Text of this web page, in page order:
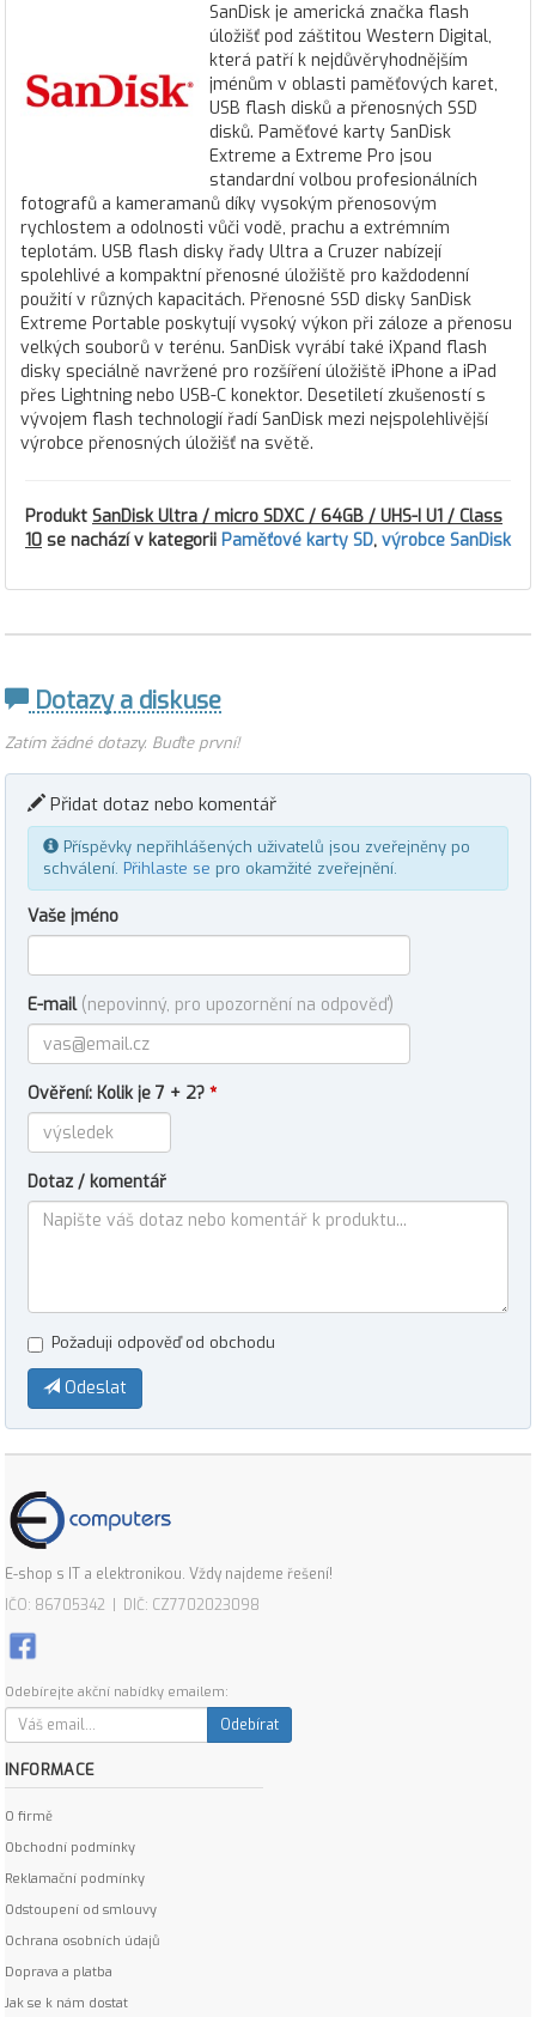
SanDisk je americká značka flash
úložišť pod záštitou Western Digital,
která patří k nejdůvěryhodnějším
jménům v oblasti paměťových karet,
USB flash disků a přenosných SSD
disků. Paměťové karty SanDisk
Extreme a Extreme Pro jsou
standardní volbou profesionálních
fotografů a kameramanů díky vysokým přenosovým
rychlostem a odolnosti vůči vodě, prachu a extrémním
teplotám. USB flash disky řady Ultra a Cruzer nabízejí
spolehlivé a kompaktní přenosné úložiště pro každodenní
použití v různých kapacitách. Přenosné SSD disky SanDisk
Extreme Portable poskytují vysoký výkon při záloze a přenosu
velkých souborů v terénu. SanDisk vyrábí také iXpand flash
disky speciálně navržené pro rozšíření úložiště iPhone a iPad
přes Lightning nebo USB-C konektor. Desetiletí zkušeností s
vývojem flash technologií řadí SanDisk mezi nejspolehlivější
výrobce přenosných úložišť na světě.
Produkt SanDisk Ultra / micro SDXC / 64GB / UHS-I U1 / Class
10 se nachází v kategorii Paměťové karty SD, výrobce SanDisk
Dotazy a diskuse
Zatím žádné dotazy. Buďte první!
Přidat dotaz nebo komentář
Příspěvky nepřihlášených uživatelů jsou zveřejněny po
schválení. Přihlaste se pro okamžité zveřejnění.
Vaše jméno
E-mail (nepovinný, pro upozornění na odpověď)
Ověření: Kolik je 7 + 2? *
Dotaz / komentář
Požaduji odpověď od obchodu
Odeslat
E-shop s IT a elektronikou. Vždy najdeme řešení!
IČO: 86705342 | DIČ: CZ7702023098
Odebírejte akční nabídky emailem:
Odebírat
INFORMACE
O firmě
Obchodní podmínky
Reklamační podmínky
Odstoupení od smlouvy
Ochrana osobních údajů
Doprava a platba
Jak se k nám dostat